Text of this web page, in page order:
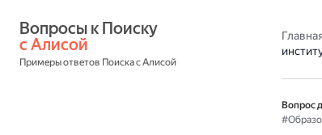
с Алисой
Примеры ответов Поиска с Алисой
Вопрос